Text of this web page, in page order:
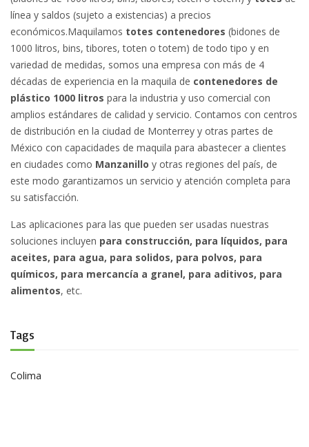
línea y saldos (sujeto a existencias) a precios
económicos.Maquilamos totes contenedores (bidones de
1000 litros, bins, tibores, toten o totem) de todo tipo y en
variedad de medidas, somos una empresa con más de 4
décadas de experiencia en la maquila de contenedores de
plástico 1000 litros para la industria y uso comercial con
amplios estándares de calidad y servicio. Contamos con centros
de distribución en la ciudad de Monterrey y otras partes de
México con capacidades de maquila para abastecer a clientes
en ciudades como Manzanillo y otras regiones del país, de
este modo garantizamos un servicio y atención completa para
su satisfacción.
Las aplicaciones para las que pueden ser usadas nuestras
soluciones incluyen para construcción, para líquidos, para
aceites, para agua, para solidos, para polvos, para
químicos, para mercancía a granel, para aditivos, para
alimentos, etc.
Tags
Colima